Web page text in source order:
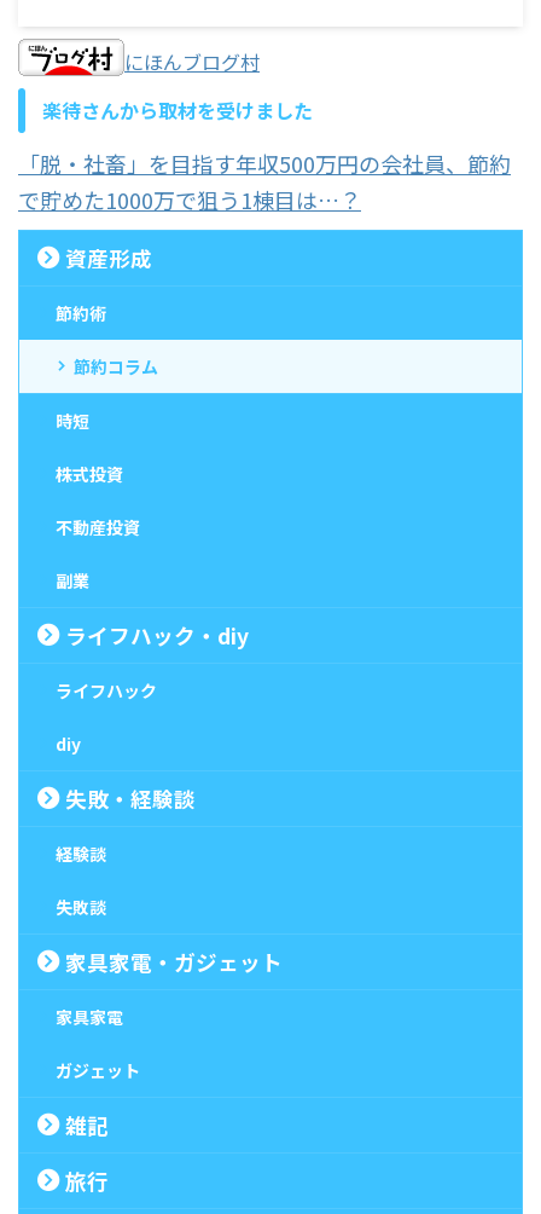
にほんブログ村
楽待さんから取材を受けました
「脱・社畜」を目指す年収500万円の会社員、節約
で貯めた1000万で狙う1棟目は…？
資産形成
節約術
節約コラム
時短
株式投資
不動産投資
副業
ライフハック・diy
ライフハック
diy
失敗・経験談
経験談
失敗談
家具家電・ガジェット
家具家電
ガジェット
雑記
旅行